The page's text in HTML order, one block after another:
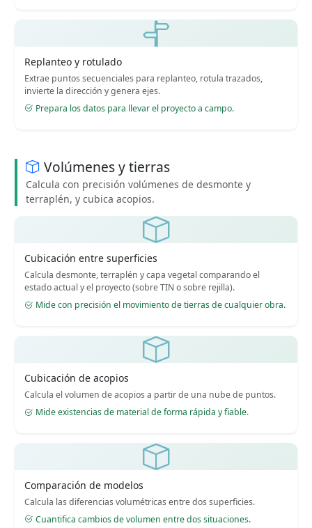
Replanteo y rotulado
Extrae puntos secuenciales para replanteo, rotula trazados,
invierte la dirección y genera ejes.
Prepara los datos para llevar el proyecto a campo.
Volúmenes y tierras
Calcula con precisión volúmenes de desmonte y
terraplén, y cubica acopios.
Cubicación entre superficies
Calcula desmonte, terraplén y capa vegetal comparando el
estado actual y el proyecto (sobre TIN o sobre rejilla).
Mide con precisión el movimiento de tierras de cualquier obra.
Cubicación de acopios
Calcula el volumen de acopios a partir de una nube de puntos.
Mide existencias de material de forma rápida y fiable.
Comparación de modelos
Calcula las diferencias volumétricas entre dos superficies.
Cuantifica cambios de volumen entre dos situaciones.